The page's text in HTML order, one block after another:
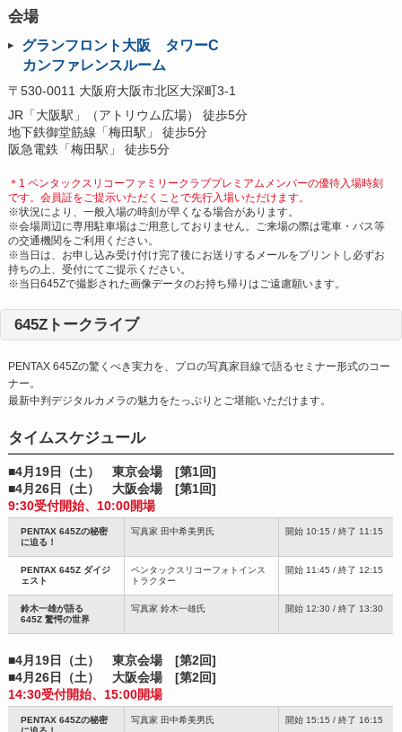
会場
グランフロント大阪 タワーC
カンファレンスルーム
〒530-0011 大阪府大阪市北区大深町3-1
JR「大阪駅」（アトリウム広場） 徒歩5分
地下鉄御堂筋線「梅田駅」 徒歩5分
阪急電鉄「梅田駅」 徒歩5分
＊1 ペンタックスリコーファミリークラブプレミアムメンバーの優待入場時刻
です。会員証をご提示いただくことで先行入場いただけます。
※状況により、一般入場の時刻が早くなる場合があります。
※会場周辺に専用駐車場はご用意しておりません。ご来場の際は電車・バス等
の交通機関をご利用ください。
※当日は、お申し込み受け付け完了後にお送りするメールをプリントし必ずお
持ちの上、受付にてご提示ください。
※当日645Zで撮影された画像データのお持ち帰りはご遠慮願います。
645Zトークライブ
PENTAX 645Zの驚くべき実力を、プロの写真家目線で語るセミナー形式のコー
ナー。
最新中判デジタルカメラの魅力をたっぷりとご堪能いただけます。
タイムスケジュール
■4月19日（土） 東京会場 [第1回]
■4月26日（土） 大阪会場 [第1回]
9:30受付開始、10:00開場
PENTAX 645Zの秘密
に迫る！
写真家 田中希美男氏 開始 10:15 / 終了 11:15
PENTAX 645Z ダイジ
ェスト
ペンタックスリコーフォトインス
トラクター
開始 11:45 / 終了 12:15
鈴木一雄が語る
645Z 驚愕の世界
写真家 鈴木一雄氏 開始 12:30 / 終了 13:30
■4月19日（土） 東京会場 [第2回]
■4月26日（土） 大阪会場 [第2回]
14:30受付開始、15:00開場
PENTAX 645Zの秘密
写真家 田中希美男氏 開始 15:15 / 終了 16:15